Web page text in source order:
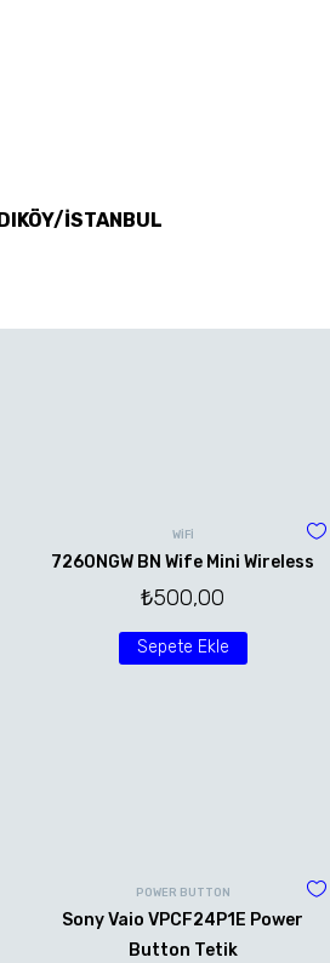
İSTANBUL
WİFİ
7260NGW BN Wife Mini Wireless
₺500,00
Sepete Ekle
POWER BUTTON
Sony Vaio VPCF24P1E Power
Button Tetik